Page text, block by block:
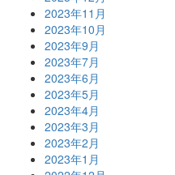
2023年11月
2023年10月
2023年9月
2023年7月
2023年6月
2023年5月
2023年4月
2023年3月
2023年2月
2023年1月